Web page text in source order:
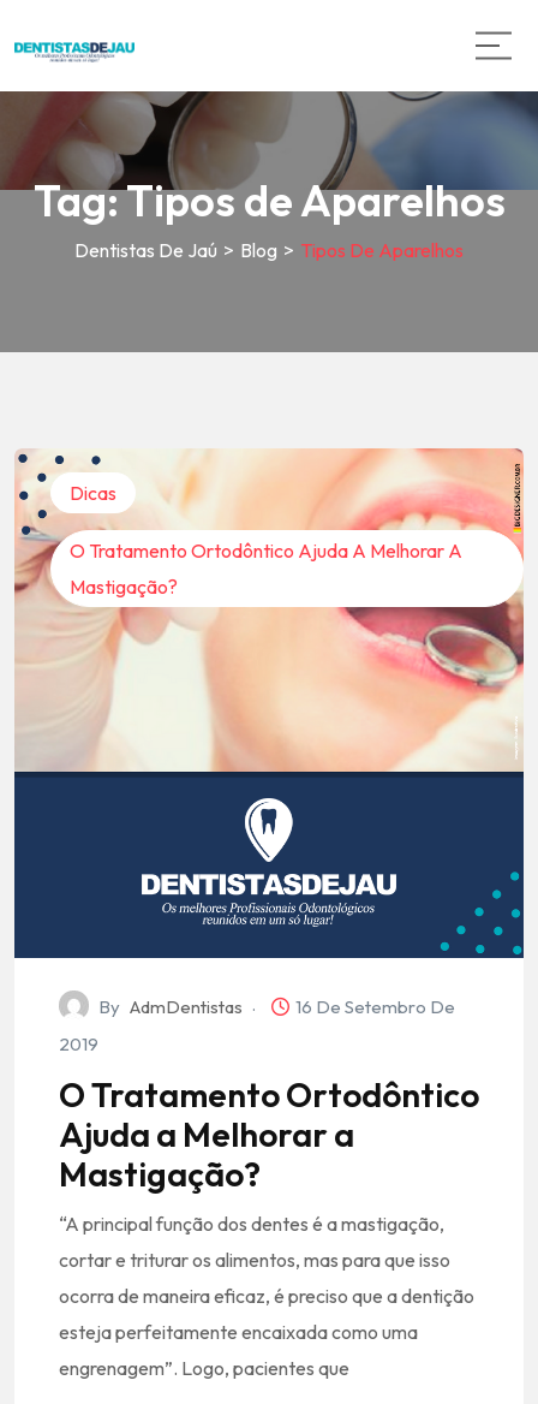
Tag:Tipos de Aparelhos
Dentistas De Jaú > Blog > Tipos De Aparelhos
Dicas
O Tratamento Ortodôntico Ajuda A Melhorar A
Mastigação?
By AdmDentistas
16 De Setembro De
2019
O Tratamento Ortodôntico
Ajuda a Melhorar a
Mastigação?
“A principal função dos dentes é a mastigação,
cortar e triturar os alimentos, mas para que isso
ocorra de maneira eficaz, é preciso que a dentição
esteja perfeitamente encaixada como uma
engrenagem”. Logo, pacientes que